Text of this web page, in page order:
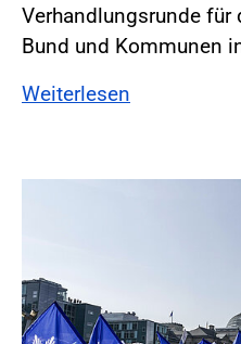
Verhandlungsrunde
Bund und Kommunen
Weiterlesen